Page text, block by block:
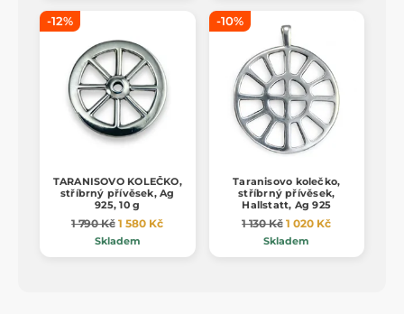
-12%
TARANISOVO KOLEČKO,
stříbrný přívěsek, Ag
925, 10 g
1 790 Kč 1 580 Kč
Skladem
-10%
Taranisovo kolečko,
stříbrný přívěsek,
Hallstatt, Ag 925
1 130 Kč 1 020 Kč
Skladem